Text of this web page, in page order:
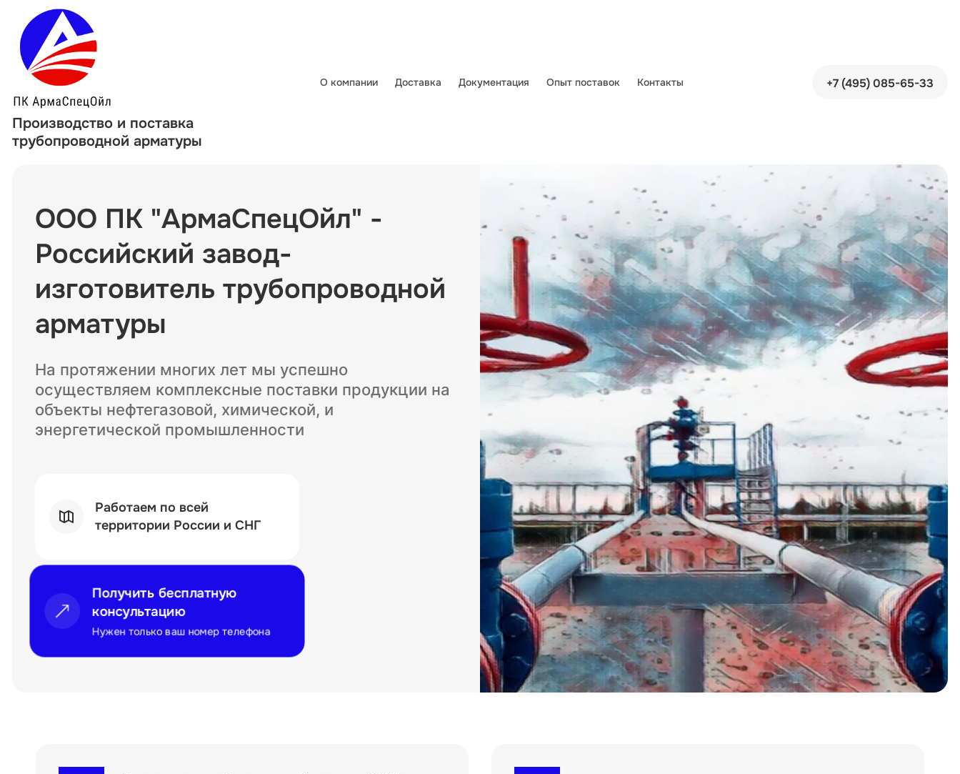
Производство и поставка
трубопроводной арматуры
О компании Доставка Документация Опыт поставок Контакты +7 (495) 085-65-33
ООО ПК "АрмаСпецОйл" -
Российский завод-
изготовитель трубопроводной
арматуры
На протяжении многих лет мы успешно
осуществляем комплексные поставки продукции на
объекты нефтегазовой, химической, и
энергетической промышленности
Работаем по всей
территории России и СНГ
Получить бесплатную
консультацию
Нужен только ваш номер телефона